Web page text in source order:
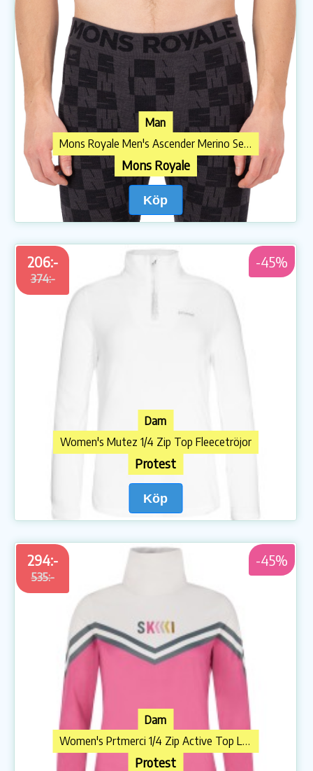
Man
Mons Royale Men's Ascender Merino Seamless 3/4 Legging Forged Iron/Black
Mons Royale
Köp
206:-
374:-
-45%
Dam
Women's Mutez 1/4 Zip Top Fleecetröjor
Protest
Köp
294:-
535:-
-45%
Dam
Women's Prtmerci 1/4 Zip Active Top Longsleeve
Protest